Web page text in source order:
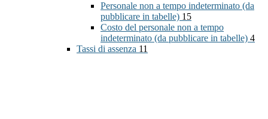
Personale non a tempo indeterminato (da
pubblicare in tabelle) 15
Costo del personale non a tempo
indeterminato (da pubblicare in tabelle) 4
Tassi di assenza 11